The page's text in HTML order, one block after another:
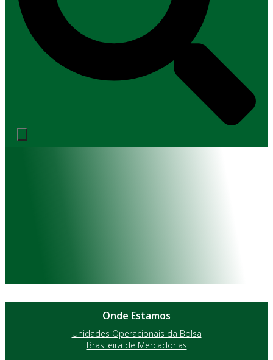
Onde Estamos
Unidades Operacionais da Bolsa
Brasileira de Mercadorias